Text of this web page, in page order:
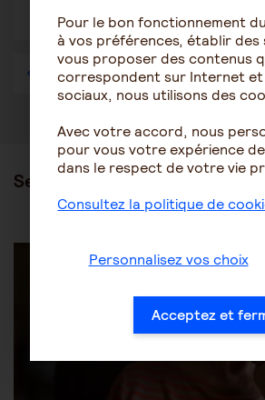
2003
1 … 25 26 27 28 29 30
Ses articles
Category:
Autres
Pour le bon fonctionnement
à vos préférences, établir
vous proposer des contenus
correspondent sur Internet et
sociaux, nous utilisons des
Avec votre accord, nous
pour vous votre expérience
dans le respect de votre vie
Consultez la politique de
Personnalisez vos choix
Acceptez et